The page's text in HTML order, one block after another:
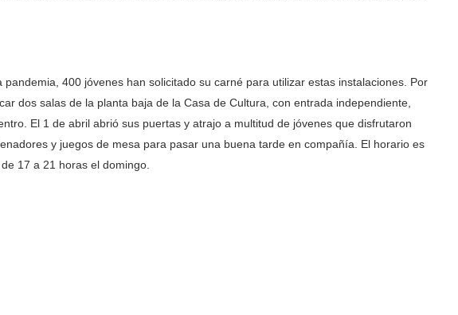
400 jóvenes han solicitado su carné para utilizar estas instalaciones. Por
dos salas de la planta baja de la Casa de Cultura, con entrada independiente,
El 1 de abril abrió sus puertas y atrajo a multitud de jóvenes que disfrutaron
y juegos de mesa para pasar una buena tarde en compañía. El horario es
17 a 21 horas el domingo.